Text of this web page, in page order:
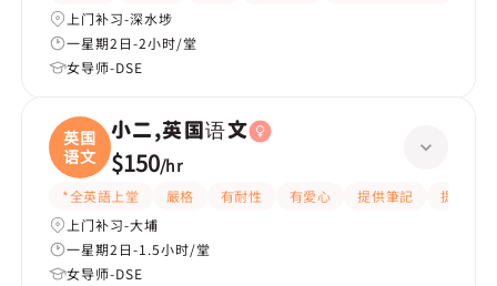
上门补习-深水埗
一星期2日-2小时/堂
女导师-DSE
英国
语文
小二,英国语文
$150/hr
*全英語上堂 嚴格 有耐性 有愛心 提供筆記
提供練
上门补习-大埔
一星期2日-1.5小时/堂
女导师-DSE